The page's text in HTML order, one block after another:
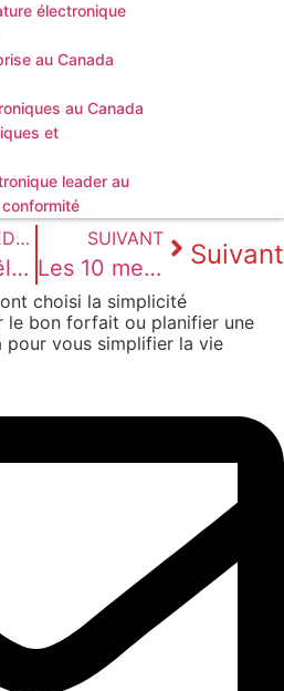
électronique
au Canada
au Canada
et
leader au
PRÉCÉDENT
Démêler le vrai du faux. 5 mythes sur la signature électronique démystifiés
SUIVANT
Les 10 meilleures alternatives à Docusign au Canada (2026) Suivant
choisi la simplicité
le bon forfait ou planifier une
pour vous simplifier la vie